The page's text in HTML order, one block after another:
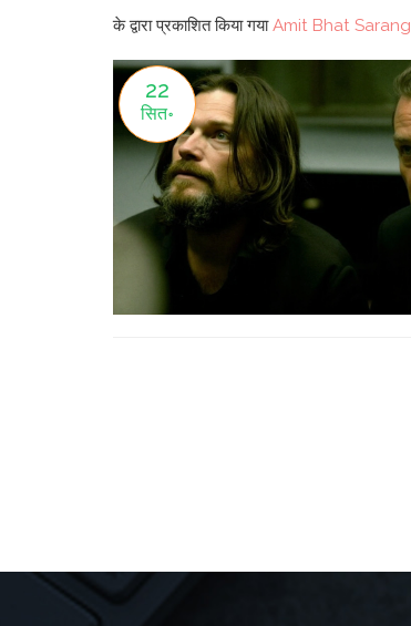
के द्वारा प्रकाशित किया गयाAmit Bhat Sarang
22
सित॰